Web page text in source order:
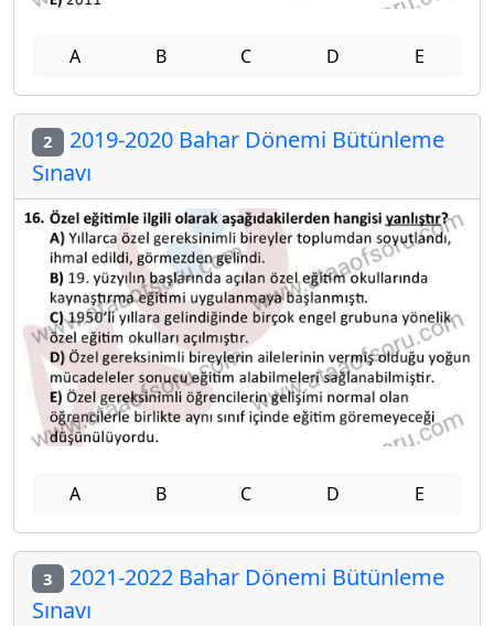
A B C D E
2 2019-2020 Bahar Dönemi Bütünleme
Sınavı
A B C D E
3 2021-2022 Bahar Dönemi Bütünleme
Sınavı